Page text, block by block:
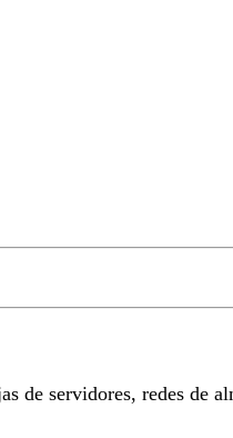
de servidores, redes de